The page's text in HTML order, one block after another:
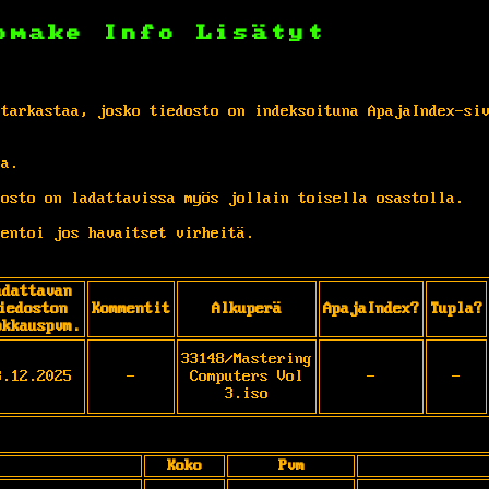
Info Lisätyt
josko tiedosto on indeksoituna ApajaIndex-
on ladattavissa myös jollain toisella osastolla.
jos havaitset virheitä.
Kommentit Alkuperä ApajaIndex? Tupla?
-
33148/Mastering
Computers Vol
3.iso
- -
Koko Pvm